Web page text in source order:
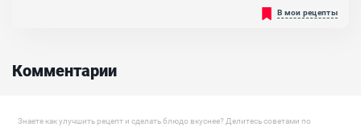
Перловая каша готовится в духовке и получается очень вкусной.
Для ее приготовления выбирайте только светлую перловую крупу
"жемчуга". В древние времена каша из перловки была популярна
в Древнем Риме....
В мои рецепты
Комментарии
Оставить комментарий